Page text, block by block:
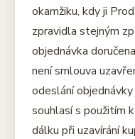
okamžiku, kdy ji
zpravidla stejným
objednávka
není smlouva
odeslání
souhlasí s použitím
dálku při uzavírání